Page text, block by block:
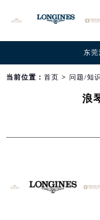
东莞
当前位置： 首页 > 问题/知
浪